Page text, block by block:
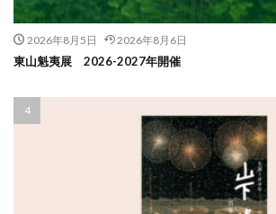
2026年8月5日 2026年8月6日
東山魁夷展 2026-2027年開催